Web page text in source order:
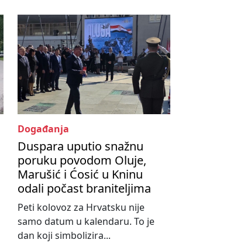
Događanja
Duspara uputio snažnu
poruku povodom Oluje,
Marušić i Ćosić u Kninu
odali počast braniteljima
Peti kolovoz za Hrvatsku nije
samo datum u kalendaru. To je
dan koji simbolizira...